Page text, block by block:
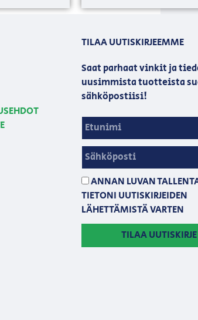
TILAA UUTISKIRJEEMME
Saat parhaat vinkit ja
uusimmista tuotteista
sähköpostiisi!
ANNAN LUVAN
TIETONI UUTISKIRJEIDEN
LÄHETTÄMISTÄ VARTEN
TILAA UUTISKIRJE